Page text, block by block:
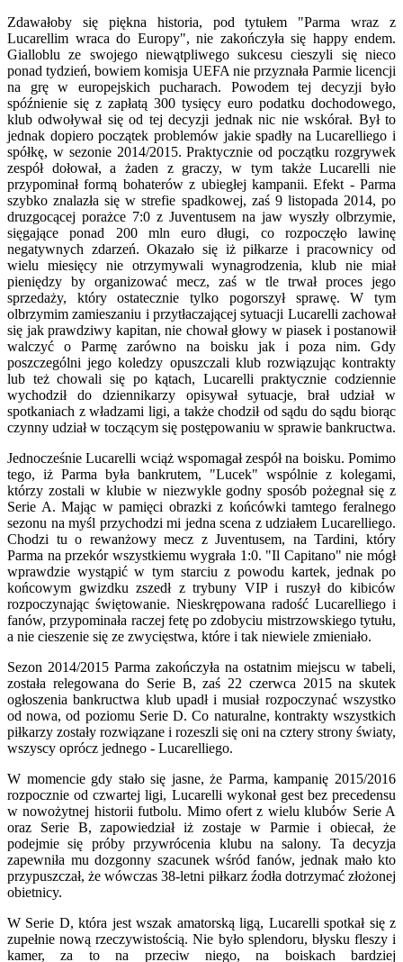
Zdawałoby się piękna historia, pod tytułem "Parma wraz z
Lucarellim wraca do Europy", nie zakończyła się happy endem.
Gialloblu ze swojego niewątpliwego sukcesu cieszyli się nieco
ponad tydzień, bowiem komisja UEFA nie przyznała Parmie licencji
na grę w europejskich pucharach. Powodem tej decyzji było
spóźnienie się z zapłatą 300 tysięcy euro podatku dochodowego,
klub odwoływał się od tej decyzji jednak nic nie wskórał. Był to
jednak dopiero początek problemów jakie spadły na Lucarelliego i
spółkę, w sezonie 2014/2015. Praktycznie od początku rozgrywek
zespół dołował, a żaden z graczy, w tym także Lucarelli nie
przypominał formą bohaterów z ubiegłej kampanii. Efekt - Parma
szybko znalazła się w strefie spadkowej, zaś 9 listopada 2014, po
druzgocącej porażce 7:0 z Juventusem na jaw wyszły olbrzymie,
sięgające ponad 200 mln euro długi, co rozpoczęło lawinę
negatywnych zdarzeń. Okazało się iż piłkarze i pracownicy od
wielu miesięcy nie otrzymywali wynagrodzenia, klub nie miał
pieniędzy by organizować mecz, zaś w tle trwał proces jego
sprzedaży, który ostatecznie tylko pogorszył sprawę. W tym
olbrzymim zamieszaniu i przytłaczającej sytuacji Lucarelli zachował
się jak prawdziwy kapitan, nie chował głowy w piasek i postanowił
walczyć o Parmę zarówno na boisku jak i poza nim. Gdy
poszczególni jego koledzy opuszczali klub rozwiązując kontrakty
lub też chowali się po kątach, Lucarelli praktycznie codziennie
wychodził do dziennikarzy opisywał sytuacje, brał udział w
spotkaniach z władzami ligi, a także chodził od sądu do sądu biorąc
czynny udział w toczącym się postępowaniu w sprawie bankructwa.
Jednocześnie Lucarelli wciąż wspomagał zespół na boisku. Pomimo
tego, iż Parma była bankrutem, "Lucek" wspólnie z kolegami,
którzy zostali w klubie w niezwykle godny sposób pożegnał się z
Serie A. Mając w pamięci obrazki z końcówki tamtego feralnego
sezonu na myśl przychodzi mi jedna scena z udziałem Lucarelliego.
Chodzi tu o rewanżowy mecz z Juventusem, na Tardini, który
Parma na przekór wszystkiemu wygrała 1:0. "Il Capitano" nie mógł
wprawdzie wystąpić w tym starciu z powodu kartek, jednak po
końcowym gwizdku zszedł z trybuny VIP i ruszył do kibiców
rozpoczynając świętowanie. Nieskrępowana radość Lucarelliego i
fanów, przypominała raczej fetę po zdobyciu mistrzowskiego tytułu,
a nie cieszenie się ze zwycięstwa, które i tak niewiele zmieniało.
Sezon 2014/2015 Parma zakończyła na ostatnim miejscu w tabeli,
została relegowana do Serie B, zaś 22 czerwca 2015 na skutek
ogłoszenia bankructwa klub upadł i musiał rozpoczynać wszystko
od nowa, od poziomu Serie D. Co naturalne, kontrakty wszystkich
piłkarzy zostały rozwiązane i rozeszli się oni na cztery strony światy,
wszyscy oprócz jednego - Lucarelliego.
W momencie gdy stało się jasne, że Parma, kampanię 2015/2016
rozpocznie od czwartej ligi, Lucarelli wykonał gest bez precedensu
w nowożytnej historii futbolu. Mimo ofert z wielu klubów Serie A
oraz Serie B, zapowiedział iż zostaje w Parmie i obiecał, że
podejmie się próby przywrócenia klubu na salony. Ta decyzja
zapewniła mu dozgonny szacunek wśród fanów, jednak mało kto
przypuszczał, że wówczas 38-letni piłkarz źodła dotrzymać złożonej
obietnicy.
W Serie D, która jest wszak amatorską ligą, Lucarelli spotkał się z
zupełnie nową rzeczywistością. Nie było splendoru, błysku fleszy i
kamer, za to na przeciw niego, na boiskach bardziej